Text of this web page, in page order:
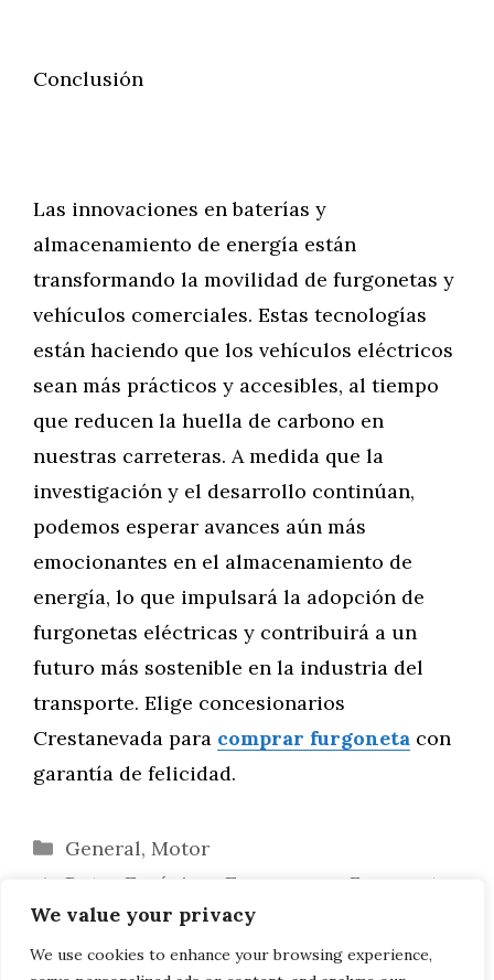
We value your privacy
We use cookies to enhance your browsing experience,
Conclusión
Las innovaciones en baterías y
almacenamiento de energía están
transformando la movilidad de furgonetas y
vehículos comerciales. Estas tecnologías
están haciendo que los vehículos eléctricos
sean más prácticos y accesibles, al tiempo
que reducen la huella de carbono en
nuestras carreteras. A medida que la
investigación y el desarrollo continúan,
podemos esperar avances aún más
emocionantes en el almacenamiento de
energía, lo que impulsará la adopción de
furgonetas eléctricas y contribuirá a un
futuro más sostenible en la industria del
transporte. Elige concesionarios
Crestanevada para comprar furgoneta con
garantía de felicidad.
Categorías
General, Motor
Rutas Escénicas Europeas en Furgoneta:
Un Viaje Inolvidable por el Viejo Continente
Tecnologías de Eficiencia Energética